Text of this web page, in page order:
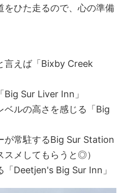
をひた走るので、心の準備
言えば「Bixby Creek
Big Sur Liver Inn」
ベルの高さを感じる「Big
が常駐するBig Sur Station
スメしてもらうと◎）
「Deetjen's Big Sur Inn」